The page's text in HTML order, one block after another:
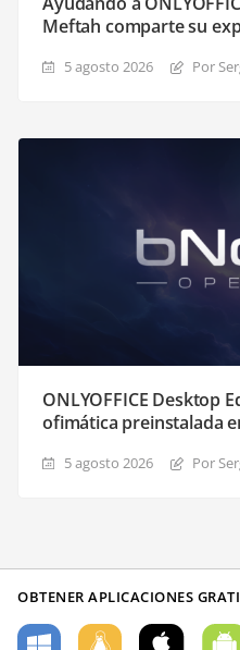
Meftah comparte su
5 agosto 2026 Por
ONLYOFFICE Desktop
ofimática preinstalada
5 agosto 2026 Por
OBTENER APLICACIONES